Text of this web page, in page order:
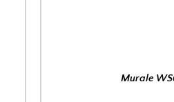
Murale